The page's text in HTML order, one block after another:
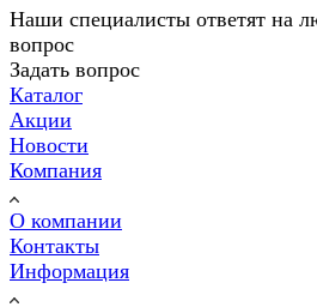
Наши специалисты ответят на
вопрос
Задать вопрос
Каталог
Акции
Новости
Компания
О компании
Контакты
Информация